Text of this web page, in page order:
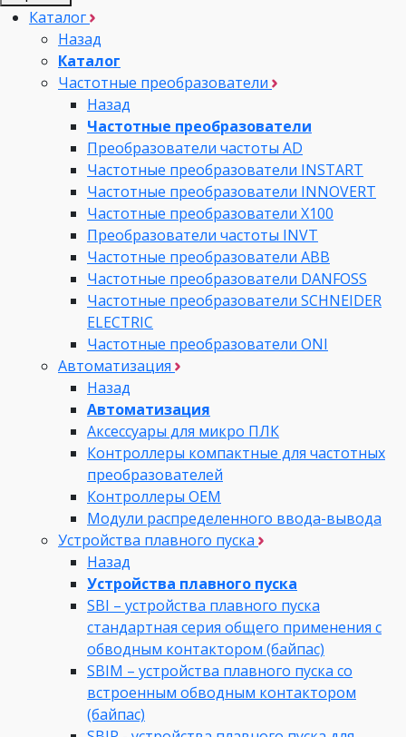
Каталог
Назад
Каталог
Частотные преобразователи
Назад
Частотные преобразователи
Преобразователи частоты AD
Частотные преобразователи INSTART
Частотные преобразователи INNOVERT
Частотные преобразователи Х100
Преобразователи частоты INVT
Частотные преобразователи ABB
Частотные преобразователи DANFOSS
Частотные преобразователи SCHNEIDER
ELECTRIC
Частотные преобразователи ONI
Автоматизация
Назад
Автоматизация
Аксессуары для микро ПЛК
Контроллеры компактные для частотных
преобразователей
Контроллеры ОЕМ
Модули распределенного ввода-вывода
Устройства плавного пуска
Назад
Устройства плавного пуска
SBI – устройства плавного пуска
стандартная серия общего применения с
обводным контактором (байпас)
SBIM – устройства плавного пуска со
встроенным обводным контактором
(байпас)